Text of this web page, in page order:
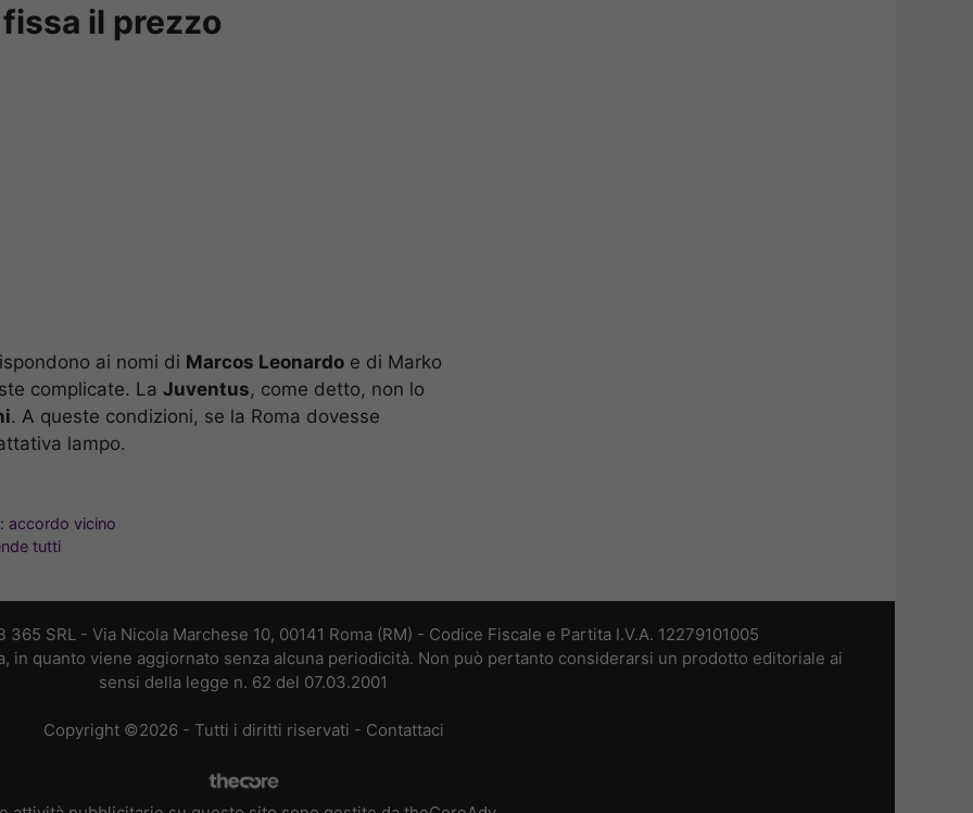
il prezzo
ai nomi di Marcos Leonardo e di Marko
complicate. La Juventus, come detto, non lo
. A queste condizioni, se la Roma dovesse
lampo.
accordo vicino
tutti
SRL - Via Nicola Marchese 10, 00141 Roma (RM) - Codice Fiscale e Partita I.V.A. 12279101005
in quanto viene aggiornato senza alcuna periodicità. Non può pertanto considerarsi un prodotto editoriale ai
sensi della legge n. 62 del 07.03.2001
Copyright ©2026 - Tutti i diritti riservati - Contattaci